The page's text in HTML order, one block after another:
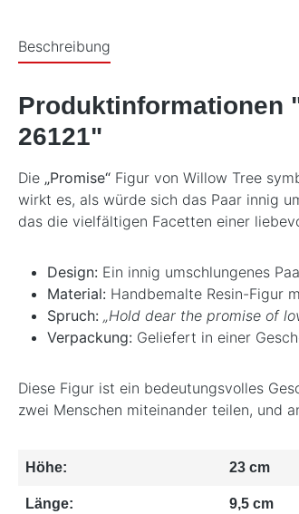
Beschreibung
Produktinformationen
26121"
Die „Promise“ Figur von Willow Tree
wirkt es, als würde sich das Paar innig
das die vielfältigen Facetten einer
Design: Ein innig umschlungenes
Material: Handbemalte Resin-Figur
Spruch: „Hold dear the promise of
Verpackung: Geliefert in einer
Diese Figur ist ein bedeutungsvolles
zwei Menschen miteinander teilen, und
Höhe: 23 cm
Länge: 9,5 cm